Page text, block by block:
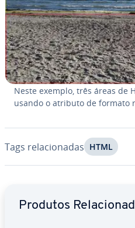
Neste exemplo, três áreas de
usando o atributo de formato
Tags re­la­ci­o­na­das HTML
Produtos